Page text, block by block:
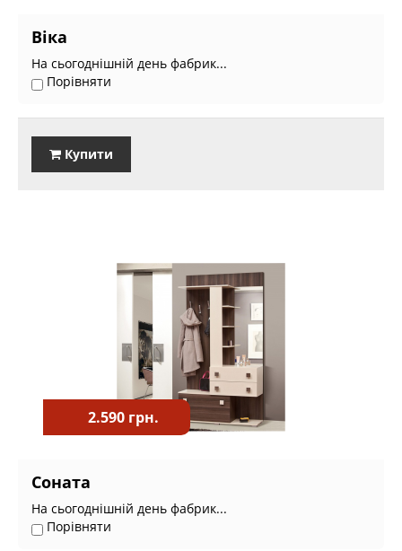
Віка
На сьогоднішній день фабрик...
Порівняти
Купити
2.590 грн.
Соната
На сьогоднішній день фабрик...
Порівняти